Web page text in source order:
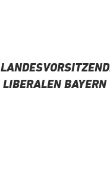
LIBERALEN BAYERN